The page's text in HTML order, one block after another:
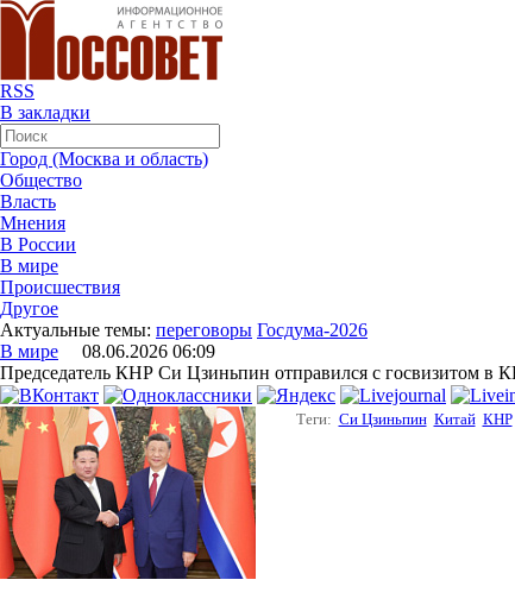
RSS
В закладки
Город (Москва и область)
Общество
Власть
Мнения
В России
В мире
Происшествия
Другое
Актуальные темы: переговоры Госдума-2026
В мире 08.06.2026 06:09
Председатель КНР Си Цзиньпин отправился с госвизитом в
Теги: Си Цзиньпин Китай КНР